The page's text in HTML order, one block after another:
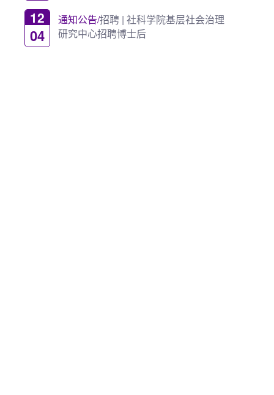
12
04
通知公告/招聘 | 社科学院基层社会治理
研究中心招聘博士后